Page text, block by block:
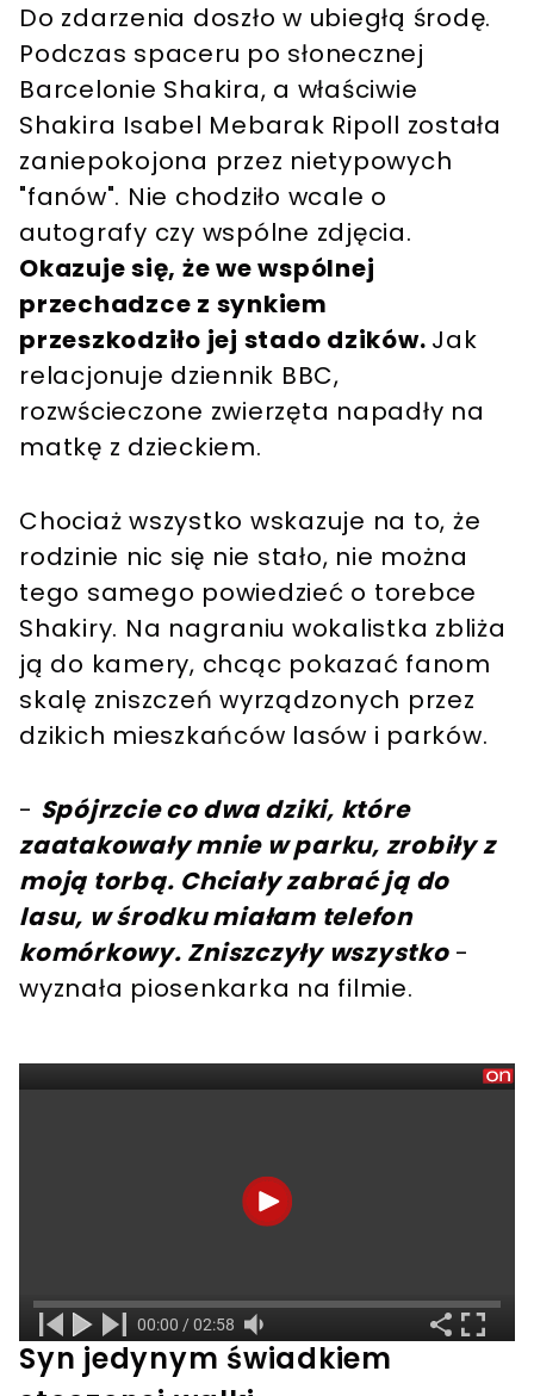
Do zdarzenia doszło w ubiegłą środę.
Podczas spaceru po słonecznej
Barcelonie Shakira, a właściwie
Shakira Isabel Mebarak Ripoll została
zaniepokojona przez nietypowych
"fanów". Nie chodziło wcale o
autografy czy wspólne zdjęcia.
Okazuje się, że we wspólnej
przechadzce z synkiem
przeszkodziło jej stado dzików. Jak
relacjonuje dziennik BBC,
rozwścieczone zwierzęta napadły na
matkę z dzieckiem.
Chociaż wszystko wskazuje na to, że
rodzinie nic się nie stało, nie można
tego samego powiedzieć o torebce
Shakiry. Na nagraniu wokalistka zbliża
ją do kamery, chcąc pokazać fanom
skalę zniszczeń wyrządzonych przez
dzikich mieszkańców lasów i parków.
- Spójrzcie co dwa dziki, które
zaatakowały mnie w parku, zrobiły z
moją torbą. Chciały zabrać ją do
lasu, w środku miałam telefon
komórkowy. Zniszczyły wszystko-
wyznała piosenkarka na filmie.
Syn jedynym świadkiem